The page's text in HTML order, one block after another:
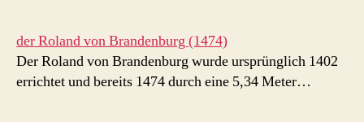
der Roland von Brandenburg (1474)
Der Roland von Brandenburg wurde ursprünglich 1402
errichtet und bereits 1474 durch eine 5,34 Meter…